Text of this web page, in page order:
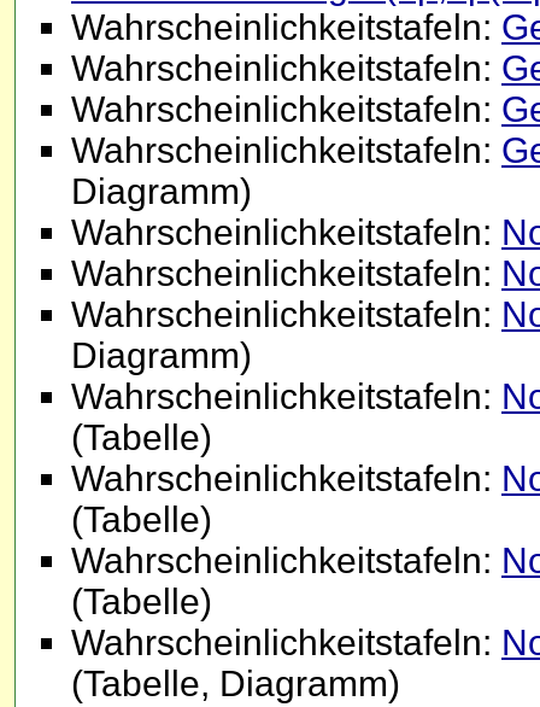
Wahrscheinlichkeitstafeln:
Wahrscheinlichkeitstafeln:
Wahrscheinlichkeitstafeln:
Wahrscheinlichkeitstafeln:
Diagramm)
Wahrscheinlichkeitstafeln:
Wahrscheinlichkeitstafeln:
Wahrscheinlichkeitstafeln:
Diagramm)
Wahrscheinlichkeitstafeln:
(Tabelle)
Wahrscheinlichkeitstafeln:
(Tabelle)
Wahrscheinlichkeitstafeln:
(Tabelle)
Wahrscheinlichkeitstafeln:
(Tabelle, Diagramm)